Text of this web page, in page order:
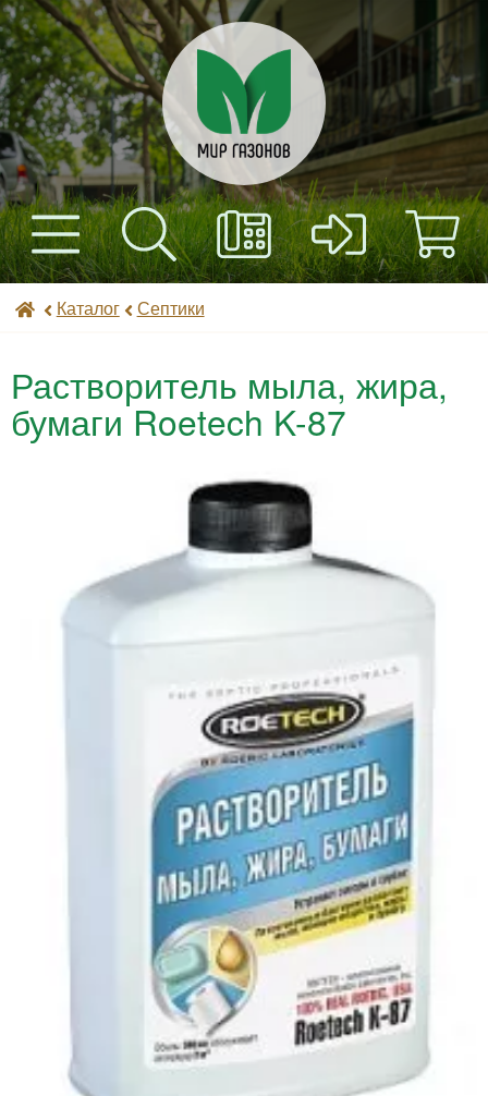
Каталог
Оплата
+7(495) 597-82-01
Найти
Мир газонов
Каталог Септики
Растворитель мыла, жира,
бумаги Roetech K-87